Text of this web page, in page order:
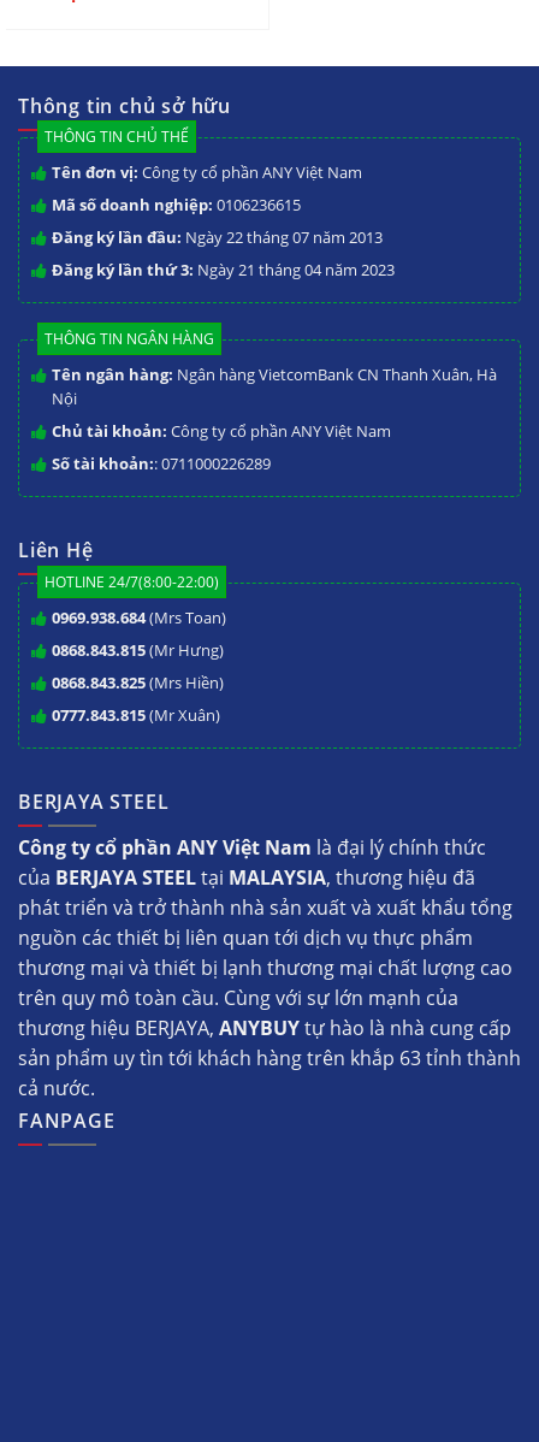
Thông tin chủ sở hữu
THÔNG TIN CHỦ THỂ
Tên đơn vị: Công ty cổ phần ANY Việt Nam
Mã số doanh nghiệp: 0106236615
Đăng ký lần đầu: Ngày 22 tháng 07 năm 2013
Đăng ký lần thứ 3: Ngày 21 tháng 04 năm 2023
THÔNG TIN NGÂN HÀNG
Tên ngân hàng: Ngân hàng VietcomBank CN Thanh Xuân, Hà
Nội
Chủ tài khoản: Công ty cổ phần ANY Việt Nam
Số tài khoản:: 0711000226289
Liên Hệ
HOTLINE 24/7(8:00-22:00)
0969.938.684(Mrs Toan)
0868.843.815(Mr Hưng)
0868.843.825(Mrs Hiền)
0777.843.815(Mr Xuân)
BERJAYA STEEL
Công ty cổ phần ANY Việt Nam là đại lý chính thức
của BERJAYA STEELtại MALAYSIA, thương hiệu đã
phát triển và trở thành nhà sản xuất và xuất khẩu tổng
nguồn các thiết bị liên quan tới dịch vụ thực phẩm
thương mại và thiết bị lạnh thương mại chất lượng cao
trên quy mô toàn cầu. Cùng với sự lớn mạnh của
thương hiệu BERJAYA, ANYBUYtự hào là nhà cung cấp
sản phẩm uy tìn tới khách hàng trên khắp 63 tỉnh thành
cả nước.
FANPAGE